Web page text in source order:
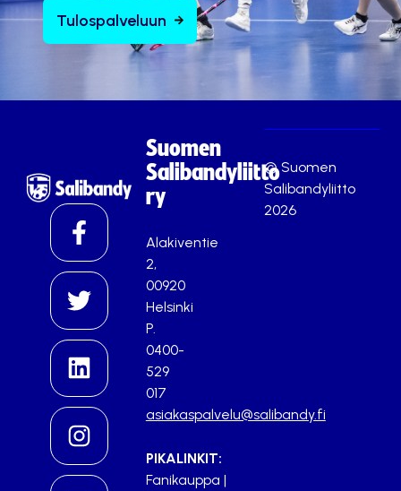
Tulospalveluun
Suomen
Salibandyliitto
ry
Alakiventie
2,
00920
Helsinki
P.
0400-
529
017
asiakaspalvelu@salibandy.fi
PIKALINKIT:
Fanikauppa |
© Suomen
Salibandyliitto
2026